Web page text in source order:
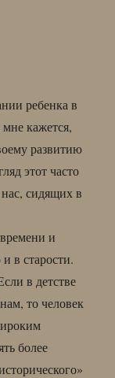
ребенка в
кажется,
развитию
этот часто
сидящих в
и
в старости.
в детстве
то человек
более